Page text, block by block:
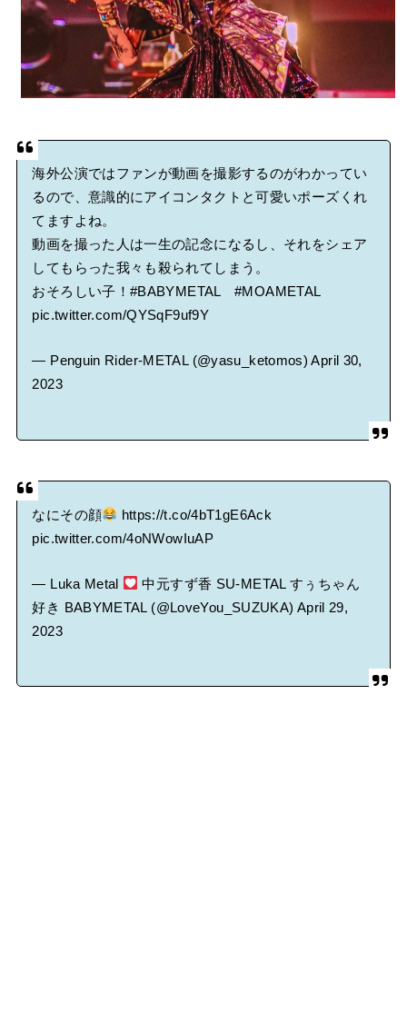
海外公演ではファンが動画を撮影するのがわかってい
るので、意識的にアイコンタクトと可愛いポーズくれ
てますよね。
動画を撮った人は一生の記念になるし、それをシェア
してもらった我々も殺られてしまう。
おそろしい子！ #BABYMETAL
#MOAMETAL
pic.twitter.com/QYSqF9uf9Y
— Penguin Rider-METAL (@yasu_ketomos)April 30,
2023
なにその顔
https://t.co/4bT1gE6Ack
pic.twitter.com/4oNWowIuAP
— Luka Metal
中元すず香 SU-METAL すぅちゃん
好き BABYMETAL (@LoveYou_SUZUKA) April 29,
2023